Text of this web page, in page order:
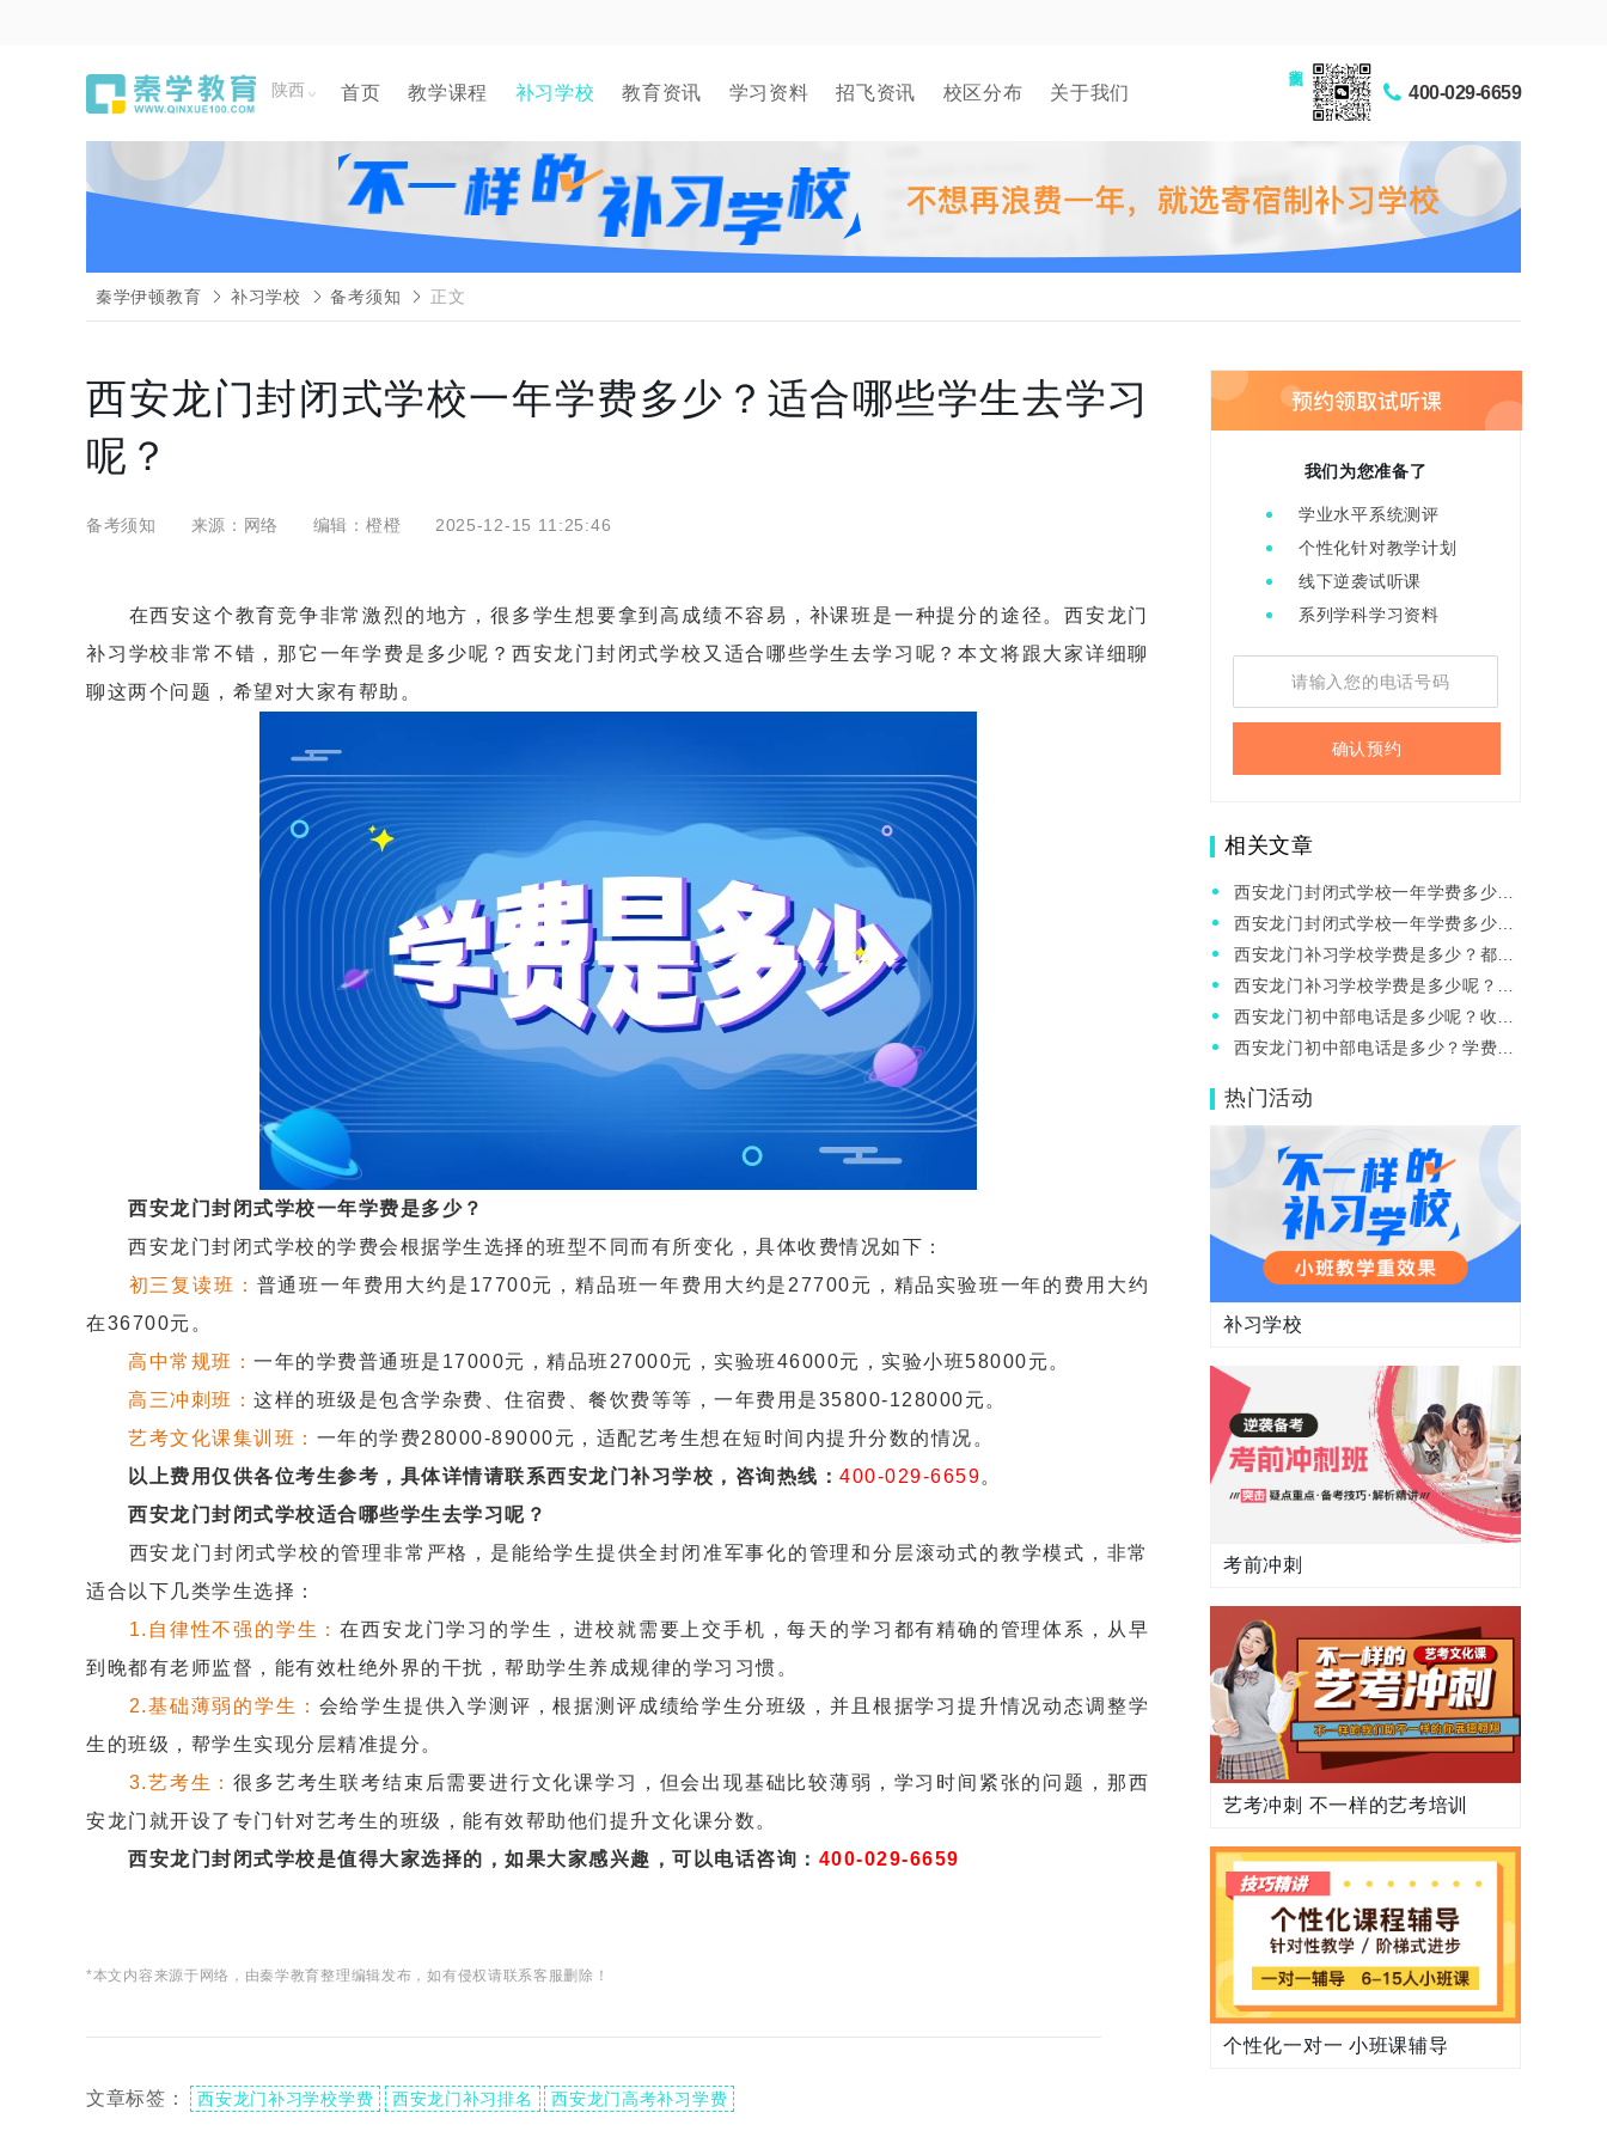
陕西 首页 教学课程 补习学校 教育资讯 学习资料 招飞资讯 校区分布 关于我们 400-029-6659
秦学伊顿教育 补习学校 备考须知 正文
西安龙门封闭式学校一年学费多少？适合哪些学生去学习
呢？
备考须知 来源：网络 编辑：橙橙 2025-12-15 11:25:46
在西安这个教育竞争非常激烈的地方，很多学生想要拿到高成绩不容易，补课班是一种提分的途径。西安龙门
补习学校非常不错，那它一年学费是多少呢？西安龙门封闭式学校又适合哪些学生去学习呢？本文将跟大家详细聊
聊这两个问题，希望对大家有帮助。
西安龙门封闭式学校一年学费是多少？
西安龙门封闭式学校的学费会根据学生选择的班型不同而有所变化，具体收费情况如下：
初三复读班： 普通班一年费用大约是17700元，精品班一年费用大约是27700元，精品实验班一年的费用大约
在36700元。
高中常规班： 一年的学费普通班是17000元，精品班27000元，实验班46000元，实验小班58000元。
高三冲刺班： 这样的班级是包含学杂费、住宿费、餐饮费等等，一年费用是35800-128000元。
艺考文化课集训班： 一年的学费28000-89000元，适配艺考生想在短时间内提升分数的情况。
以上费用仅供各位考生参考，具体详情请联系西安龙门补习学校，咨询热线： 400-029-6659。
西安龙门封闭式学校适合哪些学生去学习呢？
西安龙门封闭式学校的管理非常严格，是能给学生提供全封闭准军事化的管理和分层滚动式的教学模式，非常
适合以下几类学生选择：
1.自律性不强的学生：在西安龙门学习的学生，进校就需要上交手机，每天的学习都有精确的管理体系，从早
到晚都有老师监督，能有效杜绝外界的干扰，帮助学生养成规律的学习习惯。
2.基础薄弱的学生： 会给学生提供入学测评，根据测评成绩给学生分班级，并且根据学习提升情况动态调整学
生的班级，帮学生实现分层精准提分。
3.艺考生：很多艺考生联考结束后需要进行文化课学习，但会出现基础比较薄弱，学习时间紧张的问题，那西
安龙门就开设了专门针对艺考生的班级，能有效帮助他们提升文化课分数。
西安龙门封闭式学校是值得大家选择的，如果大家感兴趣，可以电话咨询： 400-029-6659
*本文内容来源于网络，由秦学教育整理编辑发布，如有侵权请联系客服删除！
文章标签： 西安龙门补习学校学费 西安龙门补习排名 西安龙门高考补习学费
我们为您准备了
学业水平系统测评
个性化针对教学计划
线下逆袭试听课
系列学科学习资料
确认预约
相关文章
西安龙门封闭式学校一年学费多少？
教学质量怎么样呢？
西安龙门封闭式学校一年学费多少？
都有啥班型？
西安龙门补习学校学费是多少？都有
啥班型？
西安龙门补习学校学费是多少呢？教
学质量高不高？
西安龙门初中部电话是多少呢？收费
标准是怎样的？
西安龙门初中部电话是多少？学费贵
热门活动
补习学校
考前冲刺
艺考冲刺 不一样的艺考培训
个性化一对一 小班课辅导